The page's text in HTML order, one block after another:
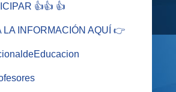
👍👍 👍
LA INFORMACIÓN AQUÍ 👉